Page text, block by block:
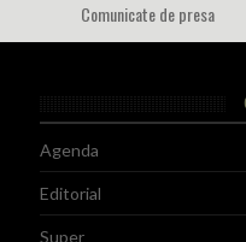
Comunicate de presa
Agenda
Editorial
Super